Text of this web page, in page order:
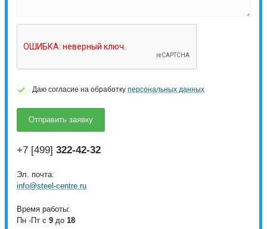
Даю согласие на обработку персональных данных
+7 [499] 322-42-32
Эл. почта:
info@steel-centre.ru
Время работы:
Пн -Пт с 9 до 18